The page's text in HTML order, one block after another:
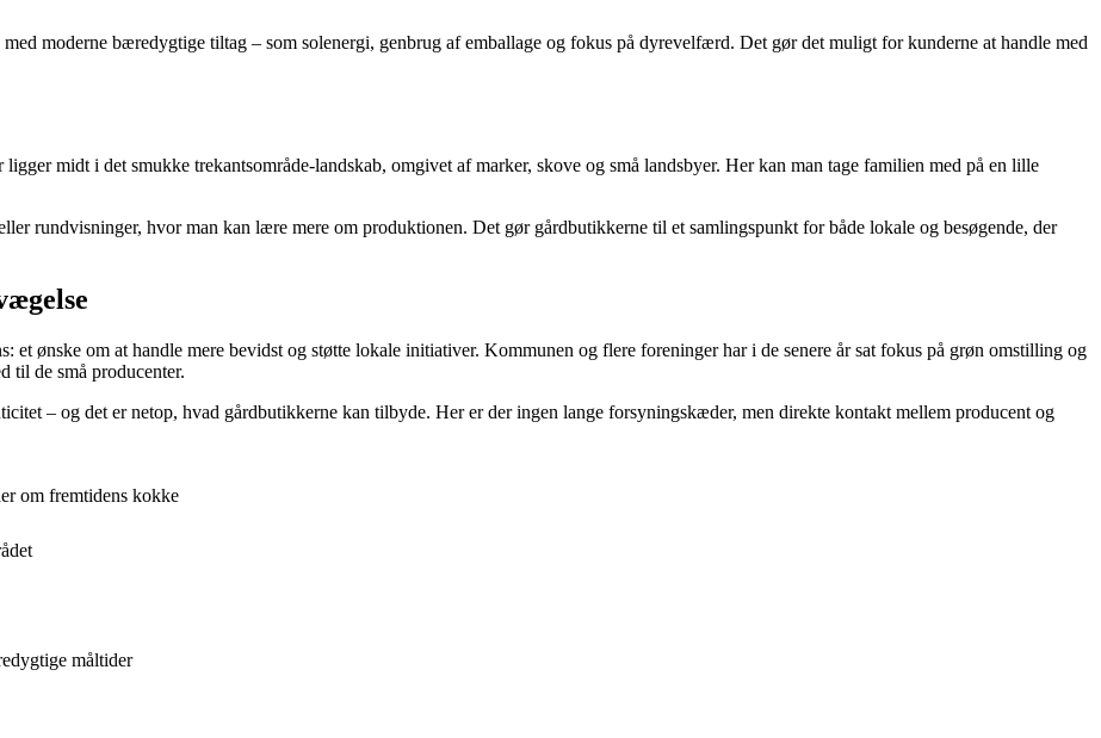
moderne bæredygtige tiltag – som solenergi, genbrug af emballage og fokus på dyrevelfærd. Det gør det muligt for kunderne at handle med
midt i det smukke trekantsområde-landskab, omgivet af marker, skove og små landsbyer. Her kan man tage familien med på en lille
rundvisninger, hvor man kan lære mere om produktionen. Det gør gårdbutikkerne til et samlingspunkt for både lokale og besøgende, der
ønske om at handle mere bevidst og støtte lokale initiativer. Kommunen og flere foreninger har i de senere år sat fokus på grøn omstilling og
til de små producenter.
– og det er netop, hvad gårdbutikkerne kan tilbyde. Her er der ingen lange forsyningskæder, men direkte kontakt mellem producent og
om fremtidens kokke
måltider